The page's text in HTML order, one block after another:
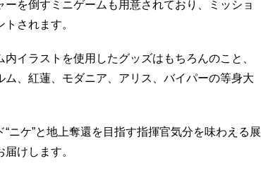
を倒すミニゲームも用意されており、ミッショ
されます。
イラストを使用したグッズはもちろんのこと、
、紅蓮、モダニア、アリス、バイパーの等身大
ニケ”と地上奪還を目指す指揮官気分を味わえる展
けします。